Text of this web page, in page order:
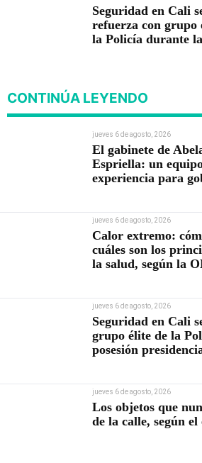
Seguridad en Cali
refuerza con grupo
la Policía durante la
CONTINÚA LEYENDO
jueves 6 de agosto, 2026
El gabinete de
Espriella: un
experiencia para
jueves 6 de agosto, 2026
Calor extremo:
cuáles son los
la salud, según la
jueves 6 de agosto, 2026
Seguridad en Cali
grupo élite de la
posesión
jueves 6 de agosto, 2026
Los objetos que
de la calle, según el